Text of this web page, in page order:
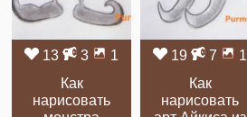
13 3
1
Как
нарисовать
19 7
1
Как
нарисовать